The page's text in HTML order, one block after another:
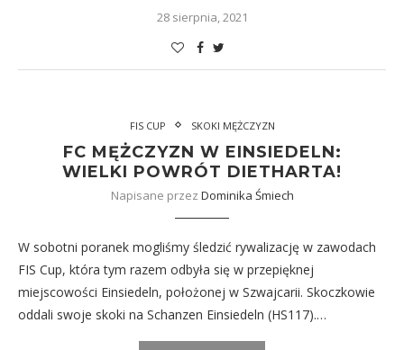
28 sierpnia, 2021
FIS CUP SKOKI MĘŻCZYZN
FC MĘŻCZYZN W EINSIEDELN:
WIELKI POWRÓT DIETHARTA!
Napisane przez Dominika Śmiech
W sobotni poranek mogliśmy śledzić rywalizację w zawodach
FIS Cup, która tym razem odbyła się w przepięknej
miejscowości Einsiedeln, położonej w Szwajcarii. Skoczkowie
oddali swoje skoki na Schanzen Einsiedeln (HS117).…